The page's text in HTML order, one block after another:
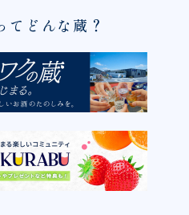
てどんな蔵？